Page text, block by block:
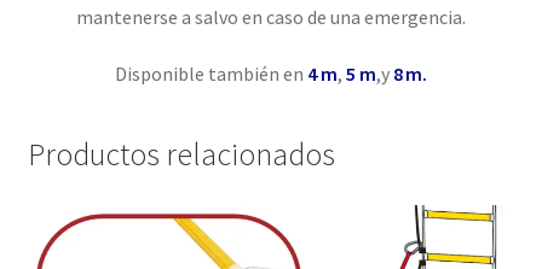
mantenerse a salvo en caso de una emergencia.
Disponible también en 4 m, 5 m,y 8 m.
Productos relacionados